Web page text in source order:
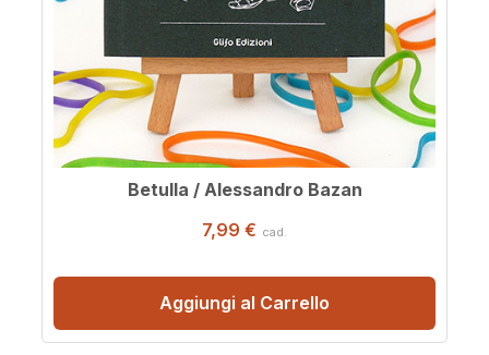
7,99 € cad.
Betulla / Alessandro Bazan
Aggiungi al Carrello